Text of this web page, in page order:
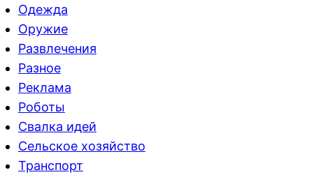
Одежда
Оружие
Развлечения
Разное
Реклама
Роботы
Свалка идей
Сельское хозяйство
Транспорт